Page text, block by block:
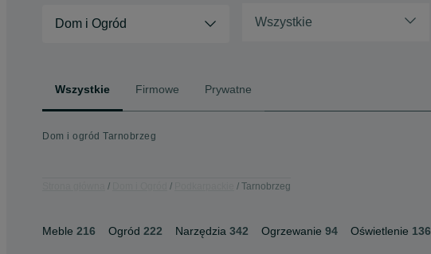
Dom i Ogród Wszystkie
Wszystkie Firmowe Prywatne
Dom i ogród Tarnobrzeg
Tarnobrzeg
Meble 216 Ogród 222 Narzędzia 342 Ogrzewanie 94 Oświetlenie 136